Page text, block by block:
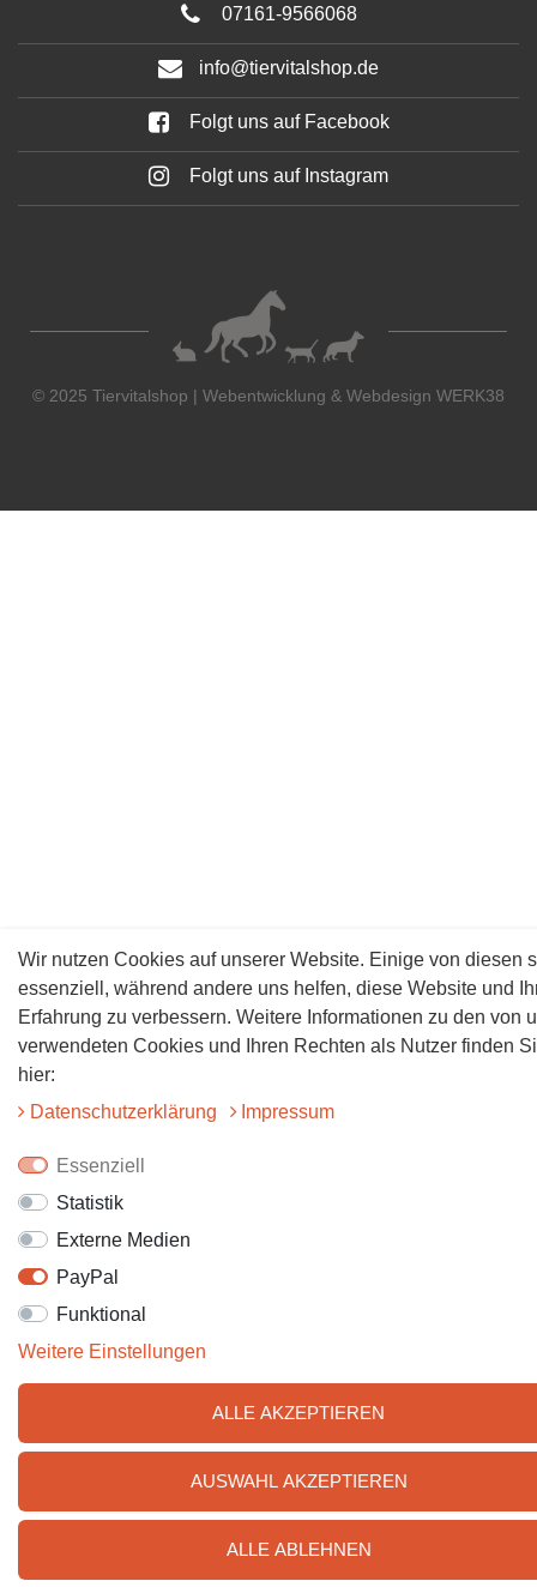
07161-9566068
info@tiervitalshop.de
Folgt uns auf Facebook
Folgt uns auf Instagram
© 2025 Tiervitalshop | Webentwicklung & Webdesign WERK38
Wir nutzen Cookies auf unserer Website. Einige von diesen
essenziell, während andere uns helfen, diese Website und
Erfahrung zu verbessern. Weitere Informationen zu den von
verwendeten Cookies und Ihren Rechten als Nutzer finden
hier:
Daten­schutz­erklärung
Impressum
Essenziell
Statistik
Externe Medien
PayPal
Funktional
Weitere Einstellungen
ALLE AKZEPTIEREN
AUSWAHL AKZEPTIEREN
ALLE ABLEHNEN